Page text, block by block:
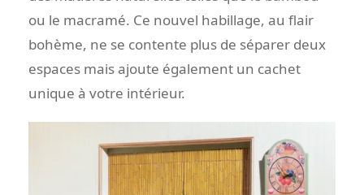
ou le macramé. Ce nouvel habillage, au flair
bohème, ne se contente plus de séparer deux
espaces mais ajoute également un cachet
unique à votre intérieur.